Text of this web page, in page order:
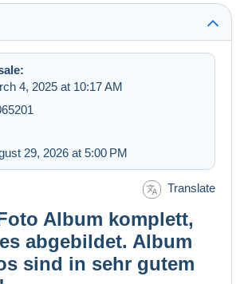
4, 2025 at 10:17 AM
29, 2026 at 5:00 PM
Translate
Album komplett,
abgebildet. Album
sind in sehr gutem